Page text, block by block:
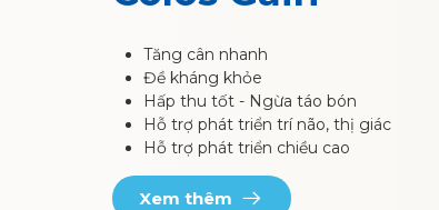
Tăng cân nhanh
Đề kháng khỏe
Hấp thu tốt - Ngừa táo bón
Hỗ trợ phát triển trí não, thị giác
Hỗ trợ phát triển chiều cao
Xem thêm